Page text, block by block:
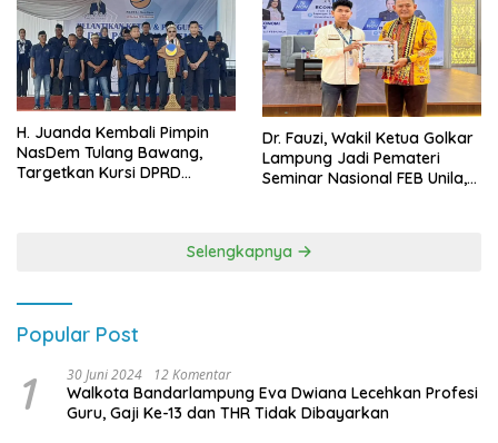
H. Juanda Kembali Pimpin
NasDem Tulang Bawang,
Targetkan Kursi DPRD
Dr. Fauzi, Wakil Ketua Golkar
Lampung Jadi Pemateri
Seminar Nasional FEB Unila,
Selengkapnya
Popular Post
1 30 Juni 2024 12 Komentar
Walkota Bandarlampung Eva Dwiana Lecehkan Profesi
Guru, Gaji Ke-13 dan THR Tidak Dibayarkan